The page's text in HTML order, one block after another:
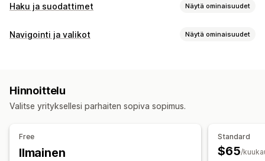
Haku ja suodattimet Näytä ominaisuudet
Hakuominaisuudet
Hakuehdotukset
Useita suodattimia Yksilöity haku
Mukautettu järjestys
Näkymän mukauttaminen
Navigointi ja valikot Näytä ominaisuudet
Mukautukset
Vedä ja pudota -editori
Hinnoittelu
Valitse yrityksellesi parhaiten sopiva sopimus.
Free
Ilmainen
Standard
$65/